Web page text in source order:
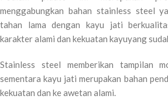
menggabungkan bahan stainless steel
tahan lama dengan kayu jati
karakter alami dan kekuatan kayuyang
Stainless steel memberikan tampilan
sementara kayu jati merupakan bahan
kekuatan dan ke awetan alami.